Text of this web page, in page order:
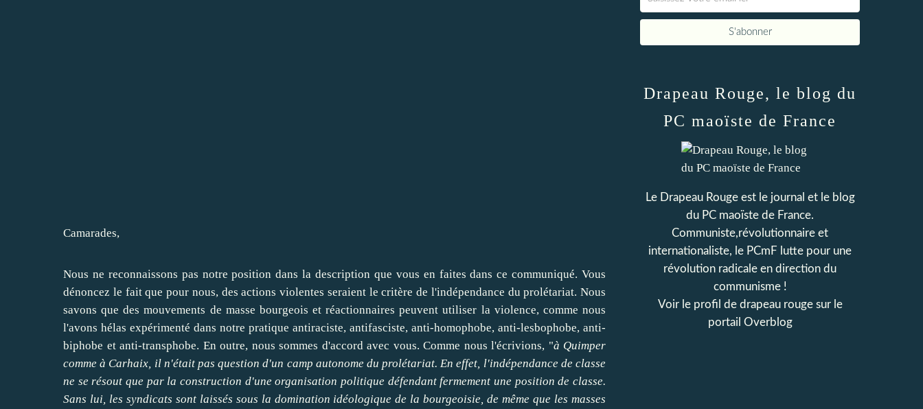
Camarades,
Nous ne reconnaissons pas notre position dans la description que vous en faites dans ce communiqué. Vous
dénoncez le fait que pour nous, des actions violentes seraient le critère de l'indépendance du prolétariat. Nous
savons que des mouvements de masse bourgeois et réactionnaires peuvent utiliser la violence, comme nous
l'avons hélas expérimenté dans notre pratique antiraciste, antifasciste, anti-homophobe, anti-lesbophobe, anti-
biphobe et anti-transphobe. En outre, nous sommes d'accord avec vous. Comme nous l'écrivions, "à Quimper
comme à Carhaix, il n'était pas question d'un camp autonome du prolétariat. En effet, l'indépendance de classe
ne se résout que par la construction d'une organisation politique défendant fermement une position de classe.
Sans lui, les syndicats sont laissés sous la domination idéologique de la bourgeoisie, de même que les masses
Drapeau Rouge, le blog du
PC maoïste de France
Le Drapeau Rouge est le journal et le blog
du PC maoïste de France.
Communiste,révolutionnaire et
internationaliste, le PCmF lutte pour une
révolution radicale en direction du
communisme !
Voir le profil de drapeau rougesur le
portail Overblog